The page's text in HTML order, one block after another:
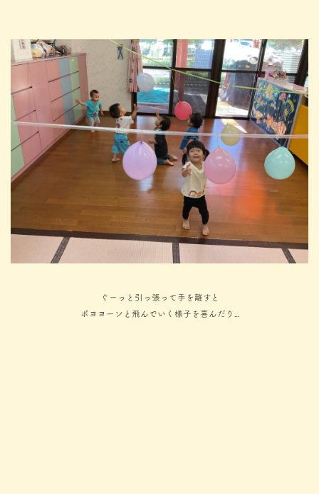
ぐーっと引っ張って手を離すと
ポヨヨーンと飛んでいく様子を喜んだり…